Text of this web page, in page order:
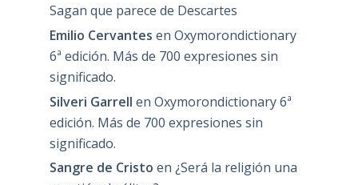
Sagan que parece de Descartes
Emilio Cervantes en Oxymorondictionary
6ª edición. Más de 700 expresiones sin
significado.
Silveri Garrell en Oxymorondictionary 6ª
edición. Más de 700 expresiones sin
significado.
Sangre de Cristo en ¿Será la religión una